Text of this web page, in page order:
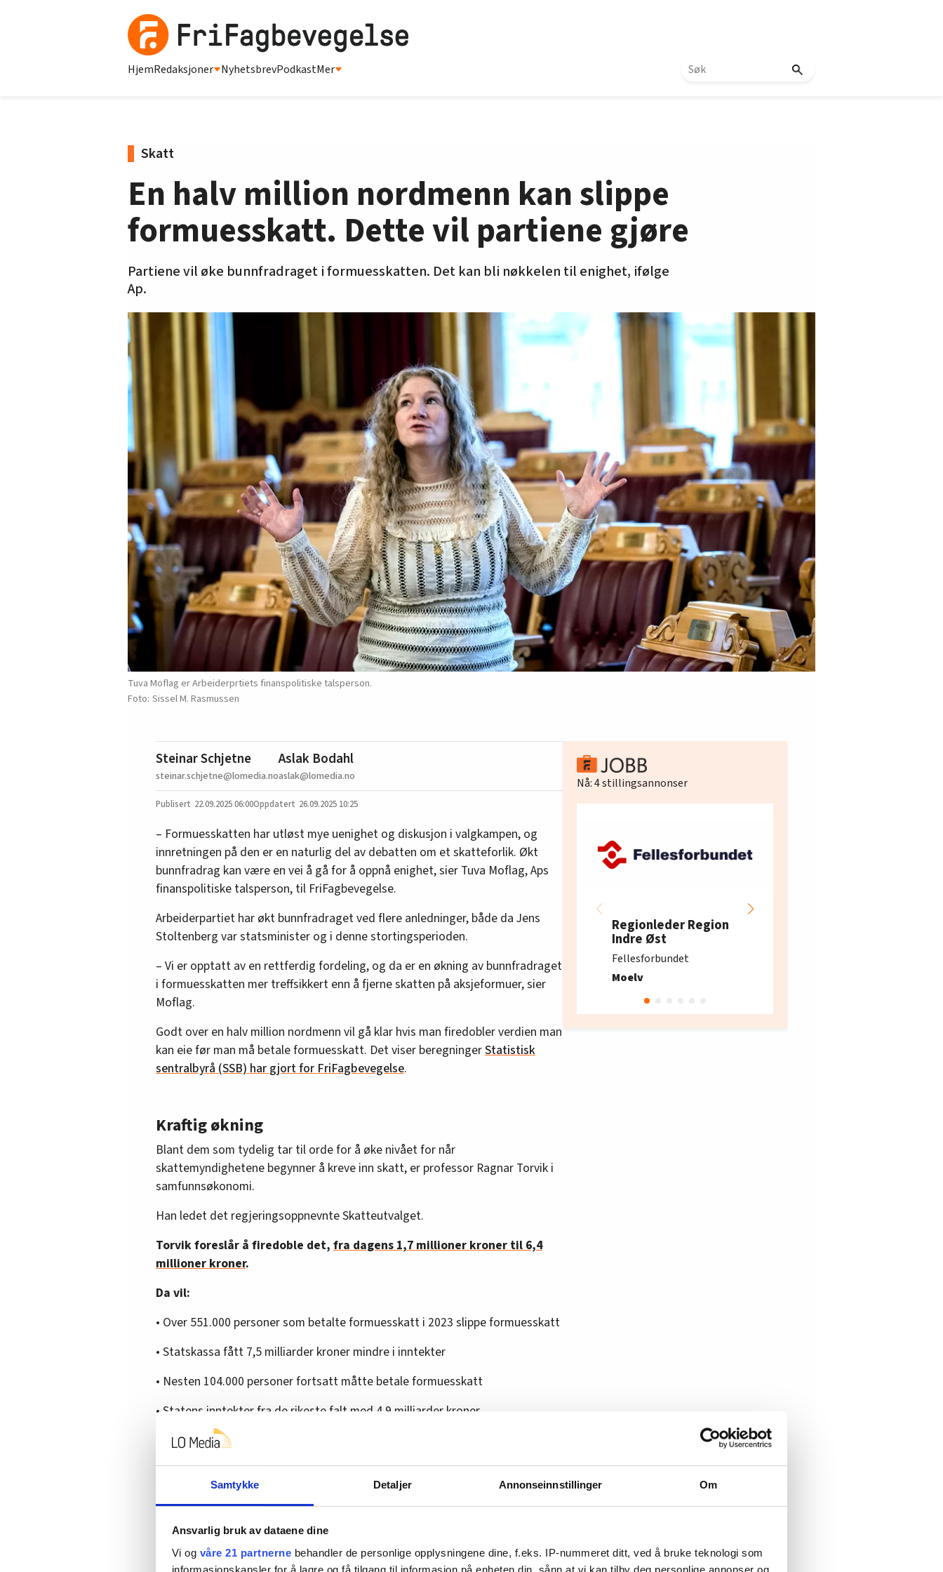
Samtykke Detaljer Annonseinnstillinger Om
Ansvarlig bruk av dataene dine
Vi og våre 21 partnerne behandler de personlige opplysningene dine, f.eks. IP-nummeret ditt, ved å bruke teknologi som
informasjonskapsler for å lagre og få tilgang til informasjon på enheten din, sånn at vi kan tilby deg personlige annonser og
HjemRedaksjoner NyhetsbrevPodkastMer
Skatt
En halv million nordmenn kan slippe
formuesskatt. Dette vil partiene gjøre
Partiene vil øke bunnfradraget i formuesskatten. Det kan bli nøkkelen til enighet, ifølge
Ap.
Tuva Moflag er Arbeiderprtiets finanspolitiske talsperson.
Sissel M. Rasmussen
Steinar Schjetne
steinar.schjetne@lomedia.no
Aslak Bodahl
aslak@lomedia.no
22.09.202506:00 26.09.2025 10:25
– Formuesskatten har utløst mye uenighet og diskusjon i valgkampen, og
innretningen på den er en naturlig del av debatten om et skatteforlik. Økt
bunnfradrag kan være en vei å gå for å oppnå enighet, sier Tuva Moflag, Aps
finanspolitiske talsperson, til FriFagbevegelse.
Arbeiderpartiet har økt bunnfradraget ved flere anledninger, både da Jens
Stoltenberg var statsminister og i denne stortingsperioden.
– Vi er opptatt av en rettferdig fordeling, og da er en økning av bunnfradraget
i formuesskatten mer treffsikkert enn å fjerne skatten på aksjeformuer, sier
Moflag.
Godt over en halv million nordmenn vil gå klar hvis man firedobler verdien man
kan eie før man må betale formuesskatt. Det viser beregningerStatistisk
sentralbyrå (SSB) har gjort for FriFagbevegelse.
Kraftig økning
Blant dem som tydelig tar til orde for å øke nivået for når
skattemyndighetene begynner å kreve inn skatt, er professor Ragnar Torvik i
samfunnsøkonomi.
Han ledet det regjeringsoppnevnte Skatteutvalget.
Torvik foreslår å firedoble det, fra dagens 1,7 millioner kroner til 6,4
millioner kroner.
Da vil:
• Over 551.000 personer som betalte formuesskatt i 2023 slippe formuesskatt
• Statskassa fått 7,5 milliarder kroner mindre i inntekter
• Nesten 104.000 personer fortsatt måtte betale formuesskatt
• Statens inntekter fra de rikeste falt med 4,9 milliarder kroner
Statskassa taper
Ap vil se på økt bunnfradrag, men Moflag poengterer at det vil innebære at
store inntekter til statskassa bortfaller.
– Det å øke bunnfradraget kraftig, kan ha en positiv effekt for gründere
og eiere av mindre bedrifter, men i en større debatt om
Nå:4stillingsannonser
Regionleder Region
Indre Øst
Fellesforbundet
Moelv